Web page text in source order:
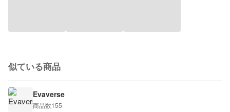
似ている商品
Evaverse
商品数155